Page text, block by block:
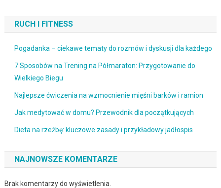
RUCH I FITNESS
Pogadanka – ciekawe tematy do rozmów i dyskusji dla każdego
7 Sposobów na Trening na Półmaraton: Przygotowanie do
Wielkiego Biegu
Najlepsze ćwiczenia na wzmocnienie mięśni barków i ramion
Jak medytować w domu? Przewodnik dla początkujących
Dieta na rzeźbę: kluczowe zasady i przykładowy jadłospis
NAJNOWSZE KOMENTARZE
Brak komentarzy do wyświetlenia.